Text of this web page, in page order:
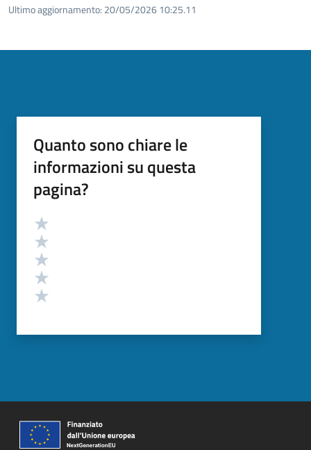
Ultimo aggiornamento: 20/05/2026 10:25.11
Quanto sono chiare le
informazioni su questa
pagina?
Valutazione